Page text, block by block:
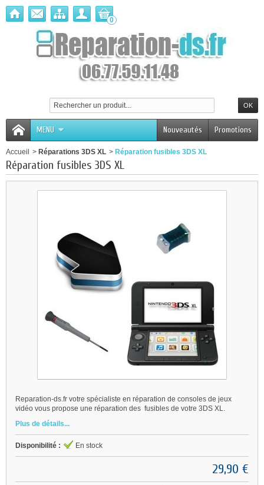
0
MENU Promotions
Nouveautés
Accueil > Réparations 3DS XL > Réparation fusibles 3DS XL
Réparation fusibles 3DS XL
Reparation-ds.fr votre spécialiste en réparation de consoles de jeux
vidéo vous propose une réparation des fusibles de votre 3DS XL.
Plus de détails...
Disponibilité : En stock
29,90 €